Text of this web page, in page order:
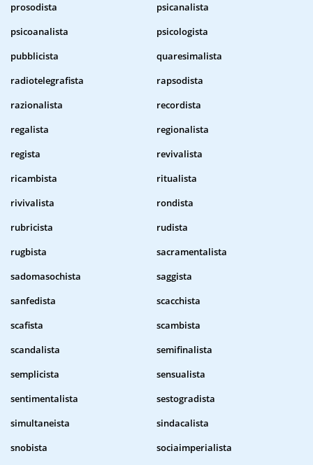
prosodista
psicanalista
psicoanalista
psicologista
pubblicista
quaresimalista
radiotelegrafista
rapsodista
razionalista
recordista
regalista
regionalista
regista
revivalista
ricambista
ritualista
rivivalista
rondista
rubricista
rudista
rugbista
sacramentalista
sadomasochista
saggista
sanfedista
scacchista
scafista
scambista
scandalista
semifinalista
semplicista
sensualista
sentimentalista
sestogradista
simultaneista
sindacalista
snobista
sociaimperialista